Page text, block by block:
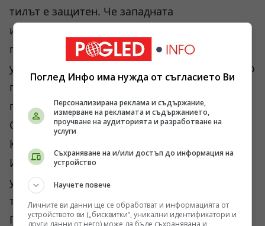
тилът е защитен. Че западната
инфраструктура остава недосегаема. Че ПВО
постепенно ще затвори небето. Последните
удари не доказват окончателно обратното. Но
показват, че увереността от 2023 и 2024
година вече я няма.
Особено след кадрите от Жуляни, Бориспол и
Кременчук.
Има още един неудобен въпрос. Ако руските
удари вече достигат толкова дълбоко и
толкова често, защо западните системи за
ПВО не успяват да компенсират? Тук започва
Поглед Инфо има нужда от съгласието Ви
Персонализирана реклама и съдържание,
измерване на рекламата и съдържанието,
проучване на аудиторията и разработване на
услуги
Съхраняване на и/или достъп до информация на
устройство
Научете повече
Личните ви данни ще се обработват и информацията от
устройството ви („бисквитки“, уникални идентификатори и
други данни от него) може да бъде съхранявана и